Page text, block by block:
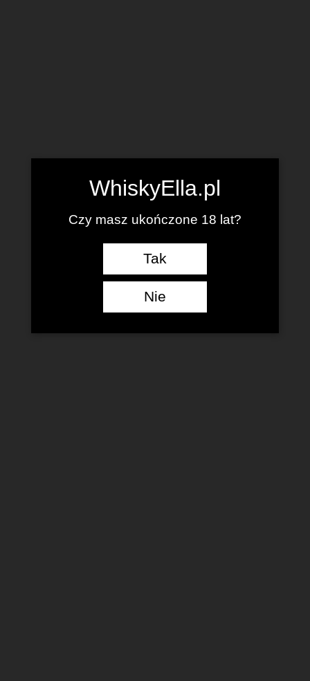
WhiskyElla.pl
Czy masz ukończone 18 lat?
Tak
Nie